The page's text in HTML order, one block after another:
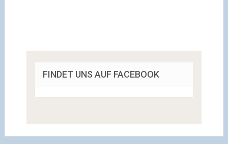
FINDET UNS AUF FACEBOOK